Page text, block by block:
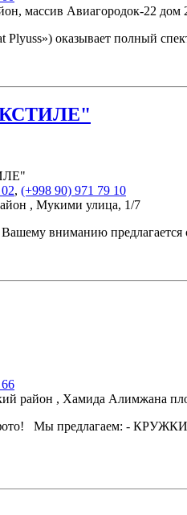
массив Авиагородок-22 дом
оказывает полный
, (+998 90) 971 79 10
, Мукими улица, 1/7
Вашему вниманию
район , Хамида Алимжана
Мы предлагаем: - КРУЖКИ